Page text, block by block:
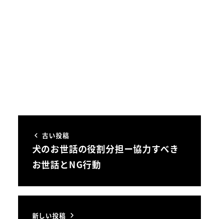
古い投稿
犬のお世話の役割分担ー協力すべき
お世話とNG行動
新しい投稿